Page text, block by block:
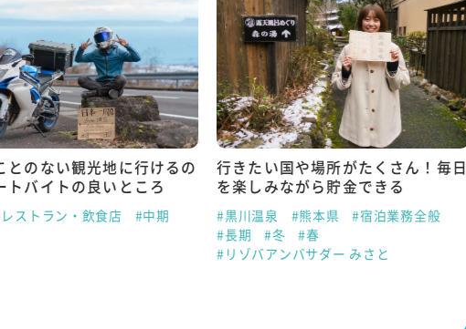
とのない観光地に行けるの
トバイトの良いところ
ストラン・飲食店 #中期
行きたい国や場所がたくさん！毎日
を楽しみながら貯金できる
#黒川温泉 #熊本県
#宿泊業務全般
#長期
#冬
#春
#リゾバアンバサダー みさと